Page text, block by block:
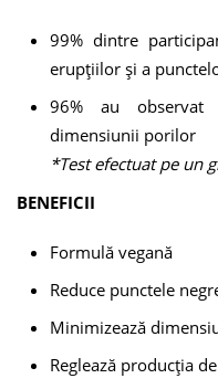
99% dintre
erupțiilor și a
96% au observat
dimensiunii porilor
*Test efectuat pe un
BENEFICII
Formulă vegană
Reduce punctele
Minimizează
Reglează producția